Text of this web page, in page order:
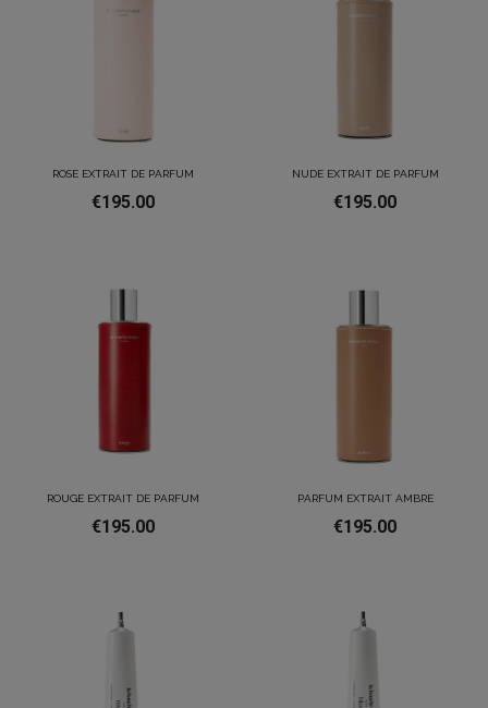
ROSE EXTRAIT DE PARFUM
€195.00
NUDE EXTRAIT DE PARFUM
€195.00
ROUGE EXTRAIT DE PARFUM
€195.00
PARFUM EXTRAIT AMBRE
€195.00